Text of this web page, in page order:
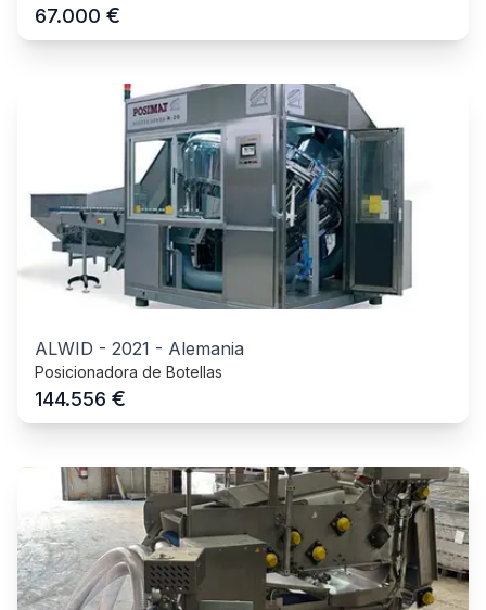
67.000 €
ALWID - 2021 - Alemania
Posicionadora de Botellas
144.556 €